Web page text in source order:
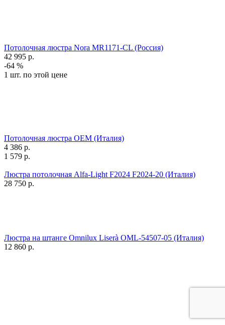
Потолочная люстра Nora MR1171-CL (Россия)
42 995 р.
-64 %
1 шт. по этой цене
Потолочная люстра OEM (Италия)
4 386 р.
1 579 р.
Люстра потолочная Alfa-Light F2024 F2024-20 (Италия)
28 750 р.
Люстра на штанге Omnilux Liserà OML-54507-05 (Италия)
12 860 р.